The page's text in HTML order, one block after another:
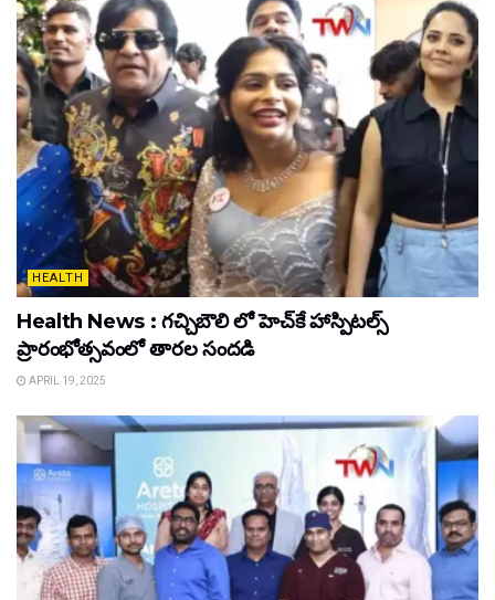
HEALTH
Health News : గచ్చిబౌలి లో హెచ్‌కే హాస్పిటల్స్
ప్రారంభోత్సవంలో తారల సందడి
APRIL 19, 2025